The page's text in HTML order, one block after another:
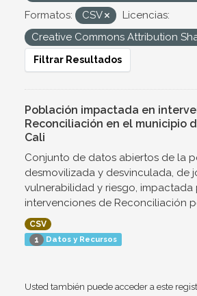
Formatos:
CSV
Licencias:
Creative Commons Attribution
Filtrar Resultados
Población impactada en
Reconciliación en el municipio
Cali
Conjunto de datos abiertos de la
desmovilizada y desvinculada, de
vulnerabilidad y riesgo, impactada
intervenciones de Reconciliación
CSV
1 Datos y Recursos
Usted también puede acceder a este